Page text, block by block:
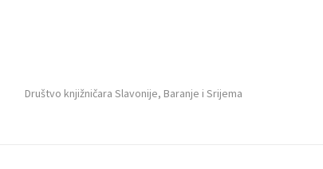
Društvo knjižničara Slavonije, Baranje i Srijema